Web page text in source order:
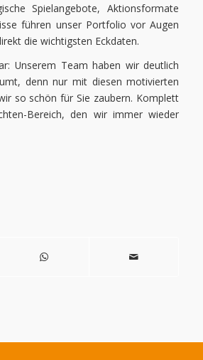
Spielangebote, Aktionsformate
führen unser Portfolio vor Augen
die wichtigsten Eckdaten.
Unserem Team haben wir deutlich
denn nur mit diesen motivierten
so schön für Sie zaubern. Komplett
Bereich, den wir immer wieder